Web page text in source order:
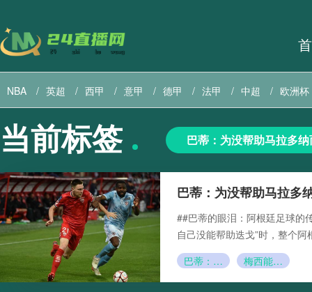
NBA 英超 西甲 意甲 德甲 法甲 中超 欧洲杯
巴西甲 直播导航 美职联直播 美职业直播
当前标签 巴蒂：为没帮助马拉多
巴蒂：为没帮助马拉多
##巴蒂的眼泪：阿根廷足球的
自己没能帮助迭戈”时，整个
巴蒂：为没帮助马拉多纳而愧疚
梅西能再带阿根廷拿世界杯